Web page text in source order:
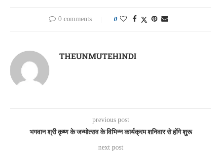
0 comments 0
THEUNMUTEHINDI
previous post
भगवान श्री कृष्ण के जन्मोत्सव के विभिन्न कार्यक्रम शनिवार से होंगे शुरू
next post